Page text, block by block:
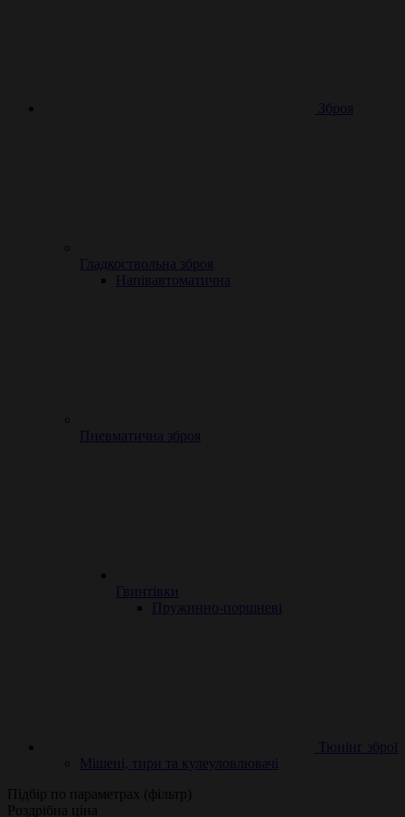
Зброя
Гладкоствольна зброя
Напівавтоматична
Пневматична зброя
Гвинтівки
Пружинно-поршневі
Тюнінг зброї
Мішені, тири та кулеуловлювачі
Підбір по параметрах (фільтр)
Роздрібна ціна